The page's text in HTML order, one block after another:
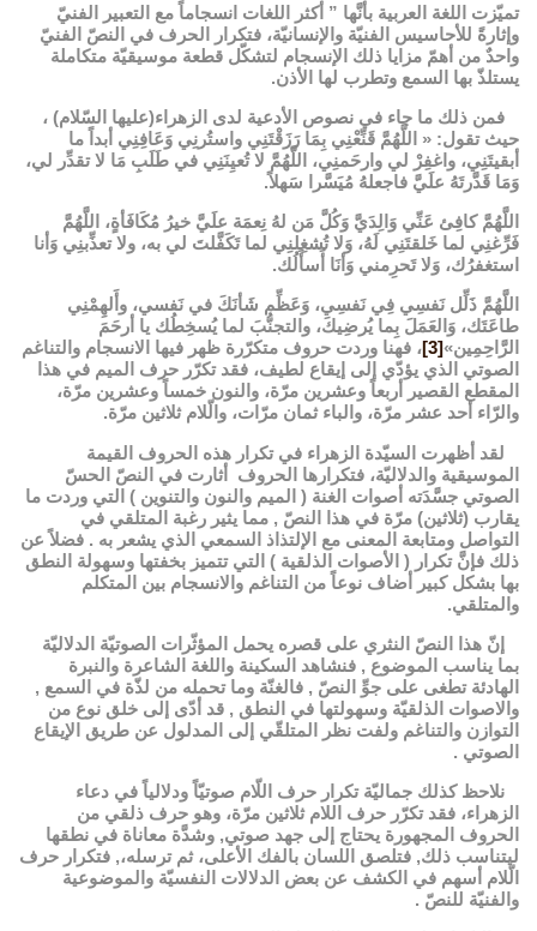
تميّزت اللغة العربية بأنَّها ” أكثر اللغات انسجاماً مع التعبير الفنيّ
وإثارةً للأحاسيس الفنيّة والإنسانيّة، فتكرار الحرف في النصّ الفنيّ
واحدٌ من أهمّ مزايا ذلك الإنسجام لتشكّل قطعة موسيقيّة متكاملة
يستلذّ بها السمع وتطرب لها الأذن.
فمن ذلك ما جاء في نصوص الأدعية لدى الزهراء(عليها السّلام) ،
حيث تقول: « اللَّهُمَّ قَنِّعْنِي بِمَا رَزَقْتَنِي واستُرنِي وَعَافِنِي أبداً ما
أبقيتَنِي، واغفِرْ لي وارحَمنِي، اللَّهُمَّ لا تُعيِنَنِي في طَلَبِ مَا لا تقدِّر لي،
وَمَا قَدَّرتَهُ علَيَّ فاجعلهُ مُيَسَّرا سَهلاً.
اللَّهُمَّ كافِئ عَنِّي وَالِدَيَّ وَكُلَّ مَن لهُ نِعمَة علَيَّ خيرُ مُكَافَأةٍ، اللَّهُمَّ
فَرِّغنِي لما خَلقتَنِي لَهُ، وَلا تُشغِلنِي لما تَكَفَّلتَ لي به، ولا تعذِّبنِي وَأنا
استغفرُك، وَلا تَحرِمني وَأنَا أَسأَلُك.
اللَّهُمَّ ذَلِّل نَفسِي فِي نَفسِي، وَعَظِّم شَأنَكَ في نَفسي، وأَلهِمْنِي
طاعَتَك، وَالعَمَلَ بِما يُرضِيكَ، والتجنُّبَ لما يُسخِطُك يا أرحَمَ
الرَّاحِمِين»[3]
، فهنا وردت حروف متكرّرة ظهر فيها الانسجام والتناغم
الصوتي الذي يؤدّي إلى إيقاع لطيف، فقد تكرّر حرف الميم في هذا
المقطع القصير أربعاً وعشرين مرّة، والنون خمساً وعشرين مرّة،
والرّاء أحد عشر مرّة، والباء ثمان مرّات، والّلام ثلاثين مرّة.
لقد أظهرت السيّدة الزهراء في تكرار هذه الحروف القيمة
الموسيقية والدلاليّة، فتكرارها الحروف أثارت في النصّ الحسّ
الصوتي جسَّدَته أصوات الغنة ( الميم والنون والتنوين ) التي وردت ما
يقارب (ثلاثين) مرّة في هذا النصّ , مما يثير رغبة المتلقي في
التواصل ومتابعة المعنى مع الإلتذاذ السمعي الذي يشعر به . فضلاً عن
ذلك فإنَّ تكرار ( الأصوات الذلقية ) التي تتميز بخفتها وسهولة النطق
بها بشكل كبير أضاف نوعاً من التناغم والانسجام بين المتكلم
والمتلقي.
إنّ هذا النصّ النثري على قصره يحمل المؤثّرات الصوتيّة الدلاليّة
بما يناسب الموضوع , فنشاهد السكينة واللغة الشاعرة والنبرة
الهادئة تطغى على جوِّ النصّ , فالغنّة وما تحمله من لذّة في السمع ,
والاصوات الذلقيّة وسهولتها في النطق , قد أدّى إلى خلق نوع من
التوازن والتناغم ولفت نظر المتلقّي إلى المدلول عن طريق الإيقاع
الصوتي .
نلاحظ كذلك جماليّة تكرار حرف اللّام صوتيّاً ودلالياً في دعاء
الزهراء، فقد تكرّر حرف اللام ثلاثين مرّة، وهو حرف ذلقي من
الحروف المجهورة يحتاج إلى جهد صوتي, وشدَّة معاناة في نطقها
ليتناسب ذلك, فتلصق اللسان بالفك الأعلى، ثم ترسله،, فتكرار حرف
الّلام أسهم في الكشف عن بعض الدلالات النفسيّة والموضوعية
والفنيّة للنصّ .